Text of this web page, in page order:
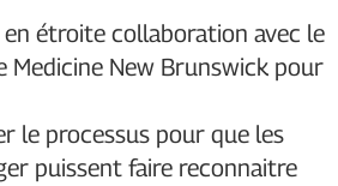
en étroite collaboration avec le
Medicine New Brunswick pour
le processus pour que les
puissent faire reconnaitre